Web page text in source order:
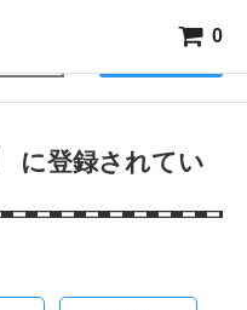
0
に登録されてい